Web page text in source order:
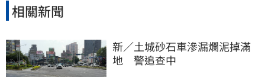
相關新聞
新／土城砂石車滲漏爛泥掉滿
地　警追查中